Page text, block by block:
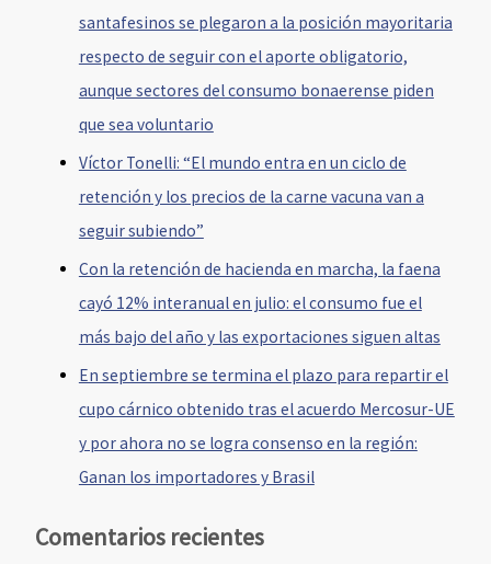
santafesinos se plegaron a la posición mayoritaria
respecto de seguir con el aporte obligatorio,
aunque sectores del consumo bonaerense piden
que sea voluntario
Víctor Tonelli: “El mundo entra en un ciclo de
retención y los precios de la carne vacuna van a
seguir subiendo”
Con la retención de hacienda en marcha, la faena
cayó 12% interanual en julio: el consumo fue el
más bajo del año y las exportaciones siguen altas
En septiembre se termina el plazo para repartir el
cupo cárnico obtenido tras el acuerdo Mercosur-UE
y por ahora no se logra consenso en la región:
Ganan los importadores y Brasil
Comentarios recientes